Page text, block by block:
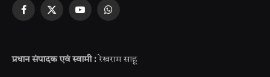
Facebook
X
YouTubeWhatsApp
प्रधान संपादक एवं स्वामी : रेखराम साहू